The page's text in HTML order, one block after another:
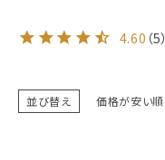
4.60 （5）
並び替え 価格が安い順